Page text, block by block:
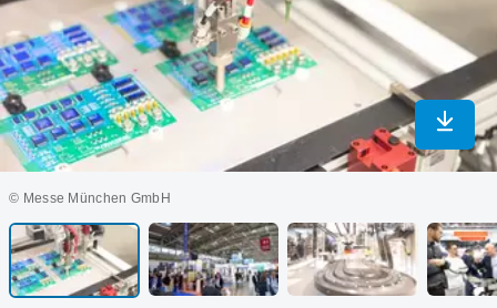
In
© Messe München GmbH